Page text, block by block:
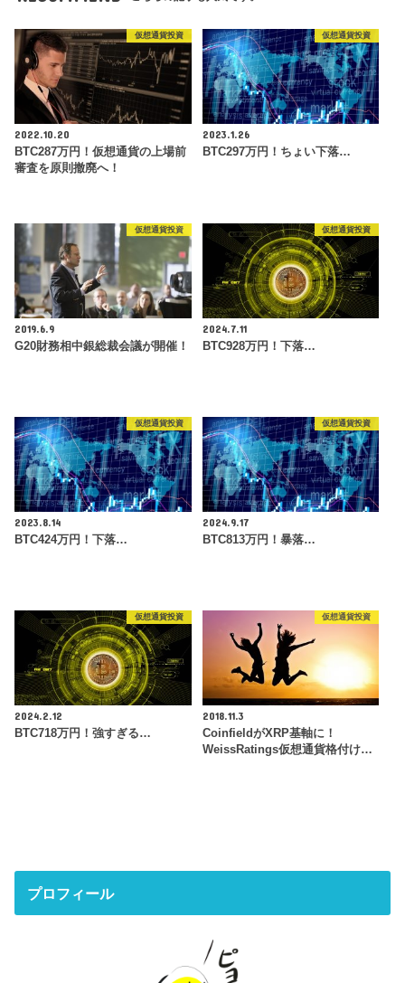
仮想通貨投資
2022.10.20
BTC287万円！仮想通貨の上場前
審査を原則撤廃へ！
仮想通貨投資
2023.1.26
BTC297万円！ちょい下落…
仮想通貨投資
2019.6.9
G20財務相中銀総裁会議が開催！
仮想通貨投資
2024.7.11
BTC928万円！下落…
仮想通貨投資
2023.8.14
BTC424万円！下落…
仮想通貨投資
2024.9.17
BTC813万円！暴落…
仮想通貨投資
2024.2.12
BTC718万円！強すぎる…
仮想通貨投資
2018.11.3
CoinfieldがXRP基軸に！
WeissRatings仮想通貨格付け…
プロフィール